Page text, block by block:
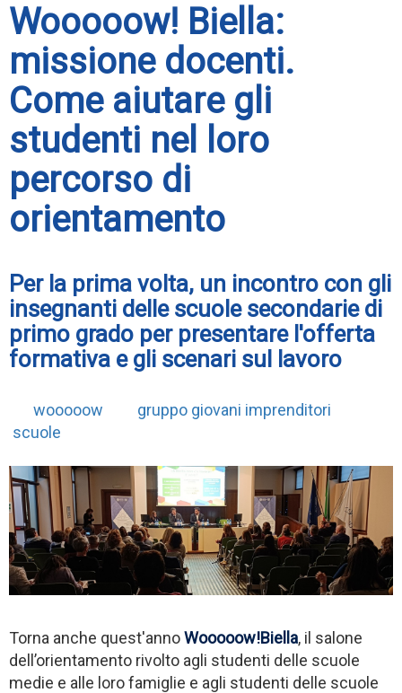
Wooooow! Biella:
missione docenti.
Come aiutare gli
studenti nel loro
percorso di
orientamento
Per la prima volta, un incontro con gli
insegnanti delle scuole secondarie di
primo grado per presentare l'offerta
formativa e gli scenari sul lavoro
wooooow
gruppo giovani imprenditori
scuole
Torna anche quest'annoWooooow!Biella, il salone
dell’orientamento rivolto agli studenti delle scuole
medie e alle loro famiglie e agli studenti delle scuole